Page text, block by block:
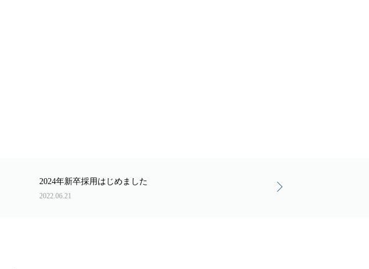
2024年新卒採用はじめました
2022.06.21